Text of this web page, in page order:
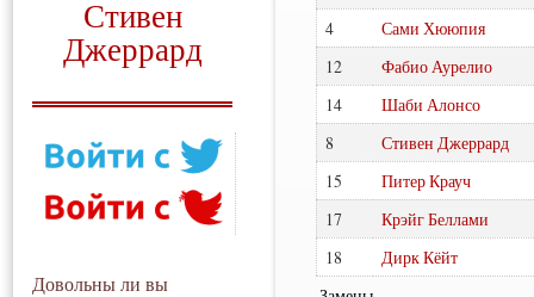
Стивен
Джеррард
Довольны ли вы
4
Сами Хююпия
12
Фабио Аурелио
14
Шаби Алонсо
8
Стивен Джеррард
15
Питер Крауч
17
Крэйг Беллами
18
Дирк Кёйт